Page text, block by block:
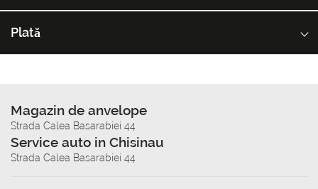
Plată
Magazin de anvelope
Strada Calea Basarabiei 44
Service auto in Chisinau
Strada Calea Basarabiei 44